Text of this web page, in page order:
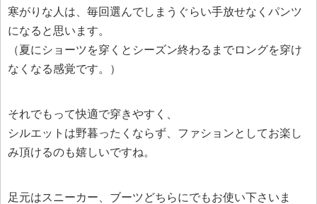
寒がりな人は、毎回選んでしまうぐらい手放せなくパンツ
になると思います。
（夏にショーツを穿くとシーズン終わるまでロングを穿け
なくなる感覚です。）
それでもって快適で穿きやすく、
シルエットは野暮ったくならず、ファションとしてお楽し
み頂けるのも嬉しいですね。
足元はスニーカー、ブーツどちらにでもお使い下さいま